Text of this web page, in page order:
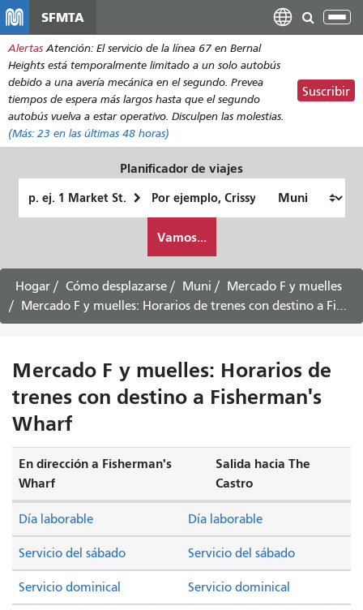
contenido
principal
SFMTA
Alertas Atención: El servicio de la línea 67 en Bernal
Heights está temporalmente limitado a un solo autobús
debido a una avería mecánica en el segundo. Prevea
tiempos de espera más largos hasta que el segundo
autobús vuelva a estar operativo. Disculpen las molestias.
(Más: 23 en las últimas 48 horas)
Suscribir
Planificador de viajes
de
quiero
viajar
Vamos...
Hogar Cómo desplazarse Muni
Mercado F y muelles
Mercado F y muelles: Horarios de trenes con destino a Fisherman's Wharf
Mercado F y muelles: Horarios de
trenes con destino a Fisherman's
Wharf
En dirección a Fisherman's
Wharf
Salida hacia The
Castro
Servicio del sábado Servicio del sábado
Servicio dominical Servicio dominical
Día laborable Día laborable